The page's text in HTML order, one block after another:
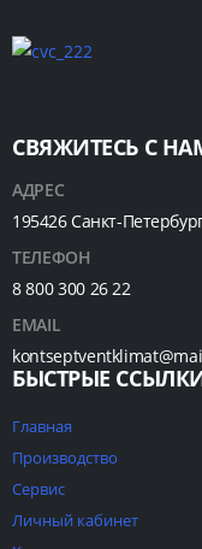
СВЯЖИТЕСЬ С
АДРЕС
195426 Санкт-
ТЕЛЕФОН
8 800 300 26 22
EMAIL
БЫСТРЫЕ
Главная
Производство
Сервис
Личный кабинет